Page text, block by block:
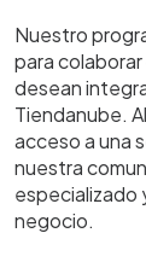
Nuestro
para
desean
Tiendanube.
acceso a una
nuestra
especializado
negocio.